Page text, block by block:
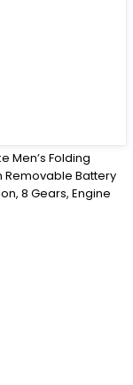
Men’s Folding
Removable Battery
8 Gears, Engine